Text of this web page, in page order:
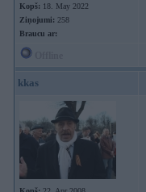
Kopš: 18. May 2022
Ziņojumi: 258
Braucu ar:
kkas